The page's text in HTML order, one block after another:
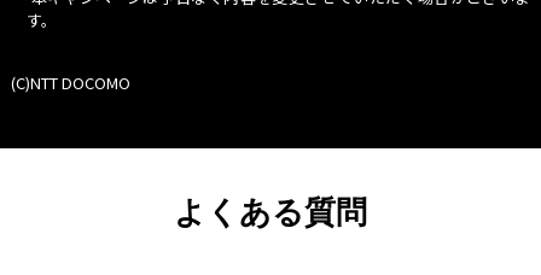
す。
(C)NTT DOCOMO
よくある質問